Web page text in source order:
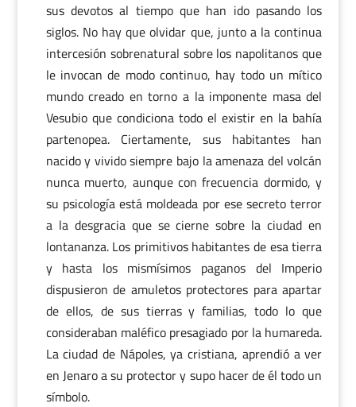
sus devotos al tiempo que han ido pasando los
siglos. No hay que olvidar que, junto a la continua
intercesión sobrenatural sobre los napolitanos que
le invocan de modo continuo, hay todo un mítico
mundo creado en torno a la imponente masa del
Vesubio que condiciona todo el existir en la bahía
partenopea. Ciertamente, sus habitantes han
nacido y vivido siempre bajo la amenaza del volcán
nunca muerto, aunque con frecuencia dormido, y
su psicología está moldeada por ese secreto terror
a la desgracia que se cierne sobre la ciudad en
lontananza. Los primitivos habitantes de esa tierra
y hasta los mismísimos paganos del Imperio
dispusieron de amuletos protectores para apartar
de ellos, de sus tierras y familias, todo lo que
consideraban maléfico presagiado por la humareda.
La ciudad de Nápoles, ya cristiana, aprendió a ver
en Jenaro a su protector y supo hacer de él todo un
símbolo.